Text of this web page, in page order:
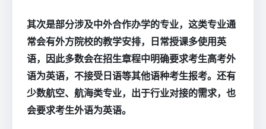
其次是部分涉及中外合作办学的专业，这类专业通
常会有外方院校的教学安排，日常授课多使用英
语，因此多数会在招生章程中明确要求考生高考外
语为英语，不接受日语等其他语种考生报考。还有
少数航空、航海类专业，出于行业对接的需求，也
会要求考生外语为英语。